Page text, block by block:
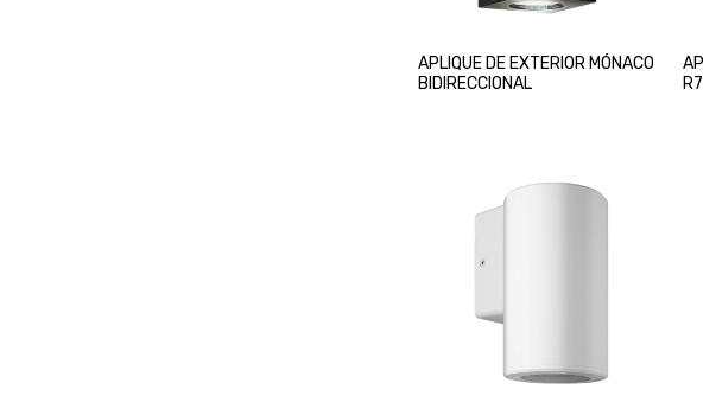
APLIQUE DE EXTERIOR MÓNACO
BIDIRECCIONAL